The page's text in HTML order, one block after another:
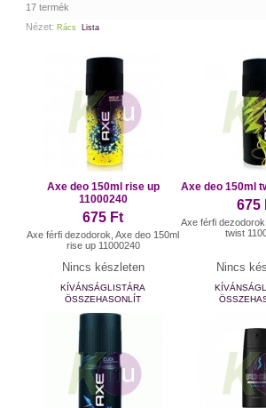
17 termék
Nézet: Rács Lista
Axe deo 150ml rise up
11000240
675 Ft
Axe férfi dezodorok, Axe deo 150ml
rise up 11000240
Nincs készleten
KÍVÁNSÁGLISTÁRA
ÖSSZEHASONLÍT
Axe deo 150ml
675
Axe férfi
twist
Nincs